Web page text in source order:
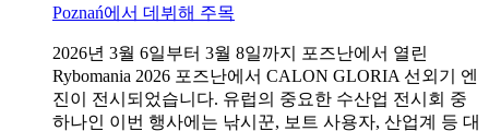
Poznań에서 데뷔해 주목
2026년 3월 6일부터 3월 8일까지 포즈난에서 열린
Rybomania 2026 포즈난에서 CALON GLORIA 선외기 엔
진이 전시되었습니다. 유럽의 중요한 수산업 전시회 중
하나인 이번 행사에는 낚시꾼, 보트 사용자, 산업계 등 대